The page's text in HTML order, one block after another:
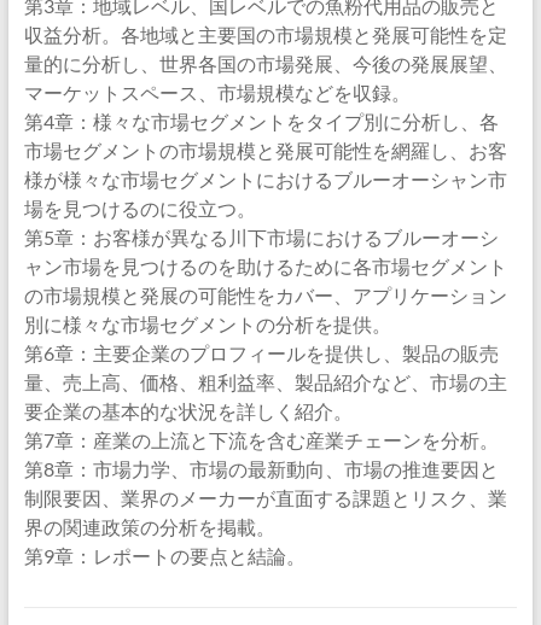
第3章：地域レベル、国レベルでの魚粉代用品の販売と
収益分析。各地域と主要国の市場規模と発展可能性を定
量的に分析し、世界各国の市場発展、今後の発展展望、
マーケットスペース、市場規模などを収録。
第4章：様々な市場セグメントをタイプ別に分析し、各
市場セグメントの市場規模と発展可能性を網羅し、お客
様が様々な市場セグメントにおけるブルーオーシャン市
場を見つけるのに役立つ。
第5章：お客様が異なる川下市場におけるブルーオーシ
ャン市場を見つけるのを助けるために各市場セグメント
の市場規模と発展の可能性をカバー、アプリケーション
別に様々な市場セグメントの分析を提供。
第6章：主要企業のプロフィールを提供し、製品の販売
量、売上高、価格、粗利益率、製品紹介など、市場の主
要企業の基本的な状況を詳しく紹介。
第7章：産業の上流と下流を含む産業チェーンを分析。
第8章：市場力学、市場の最新動向、市場の推進要因と
制限要因、業界のメーカーが直面する課題とリスク、業
界の関連政策の分析を掲載。
第9章：レポートの要点と結論。